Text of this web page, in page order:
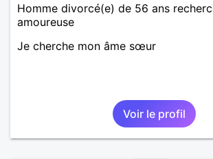
Homme divorcé(e) de 56 ans
amoureuse
Je cherche mon âme sœur
Voir le profil